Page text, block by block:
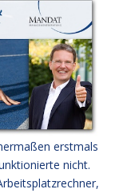
erstmals
nicht.